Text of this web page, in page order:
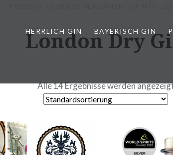
HERRLICH GIN BAYERISCH GIN
London Dry
Alle 14 Ergebnisse werden